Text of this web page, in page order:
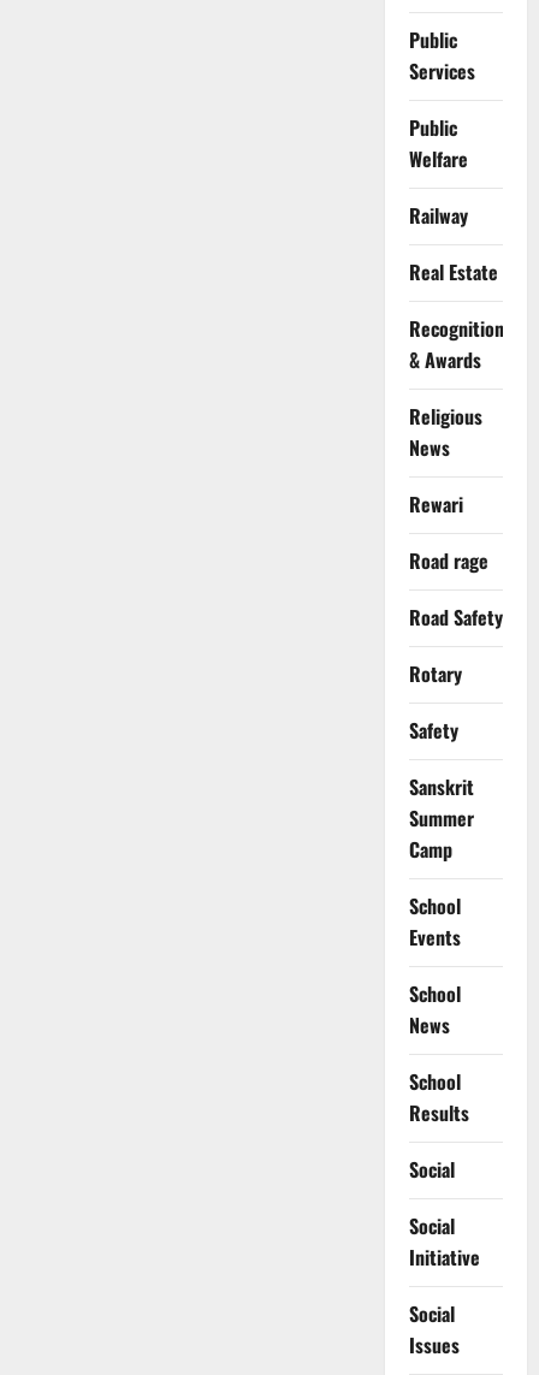
Public
Services
Public
Welfare
Railway
Real Estate
Recognition
& Awards
Religious
News
Rewari
Road rage
Road Safety
Rotary
Safety
Sanskrit
Summer
Camp
School
Events
School
News
School
Results
Social
Social
Initiative
Social
Issues